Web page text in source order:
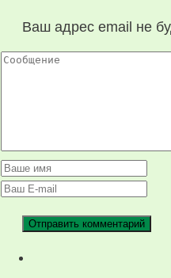
Ваш адрес email не